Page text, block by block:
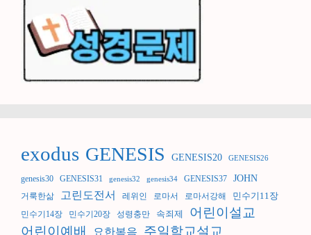
exodus GENESIS GENESIS20 GENESIS26
genesis30 GENESIS31 genesis32 genesis34 GENESIS37 JOHN
거룩한삶 고린도전서 레위인 로마서 로마서강해 민수기11장
민수기14장 민수기20장 성령충만 속죄제
어린이설교
어린이예배
요한복음 주일학교설교